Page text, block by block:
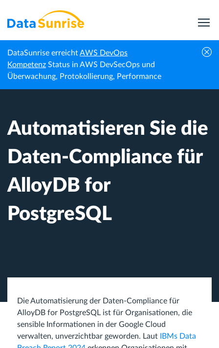
DataSunrise erreichtAWS DevOps
Kompetenz Status in AWS DevSecOps und
Überwachung, Protokollierung, Performance
Startseite Wissenszentrum
Automatisieren Sie die Daten-Compliance
für AlloyDB for PostgreSQL
Automatisieren Sie die
Daten-Compliance für
AlloyDB for
PostgreSQL
Die Automatisierung der Daten-Compliance für
AlloyDB for PostgreSQL ist für Organisationen, die
sensible Informationen in der Google Cloud
verwalten, unverzichtbar geworden. Laut
IBMs Data